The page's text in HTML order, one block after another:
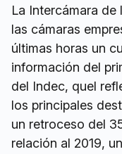
La Intercámara
las cámaras
últimas horas un
información del
del Indec, quel
los principales
un retroceso del
relación al 2019,